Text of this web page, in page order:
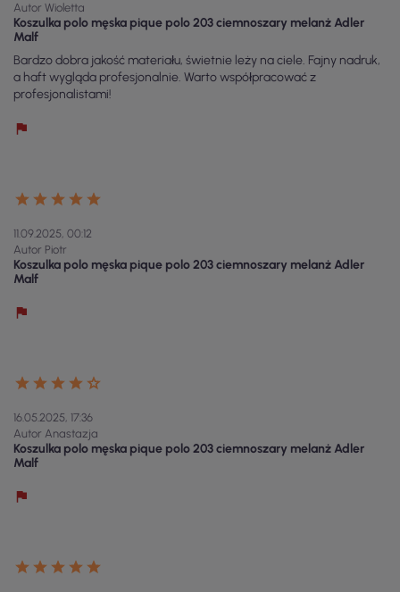
Autor Wioletta
Koszulka polo męska pique polo 203 ciemnoszary melanż Adler
Malf
Bardzo dobra jakość materiału, świetnie leży na ciele. Fajny nadruk,
a haft wygląda profesjonalnie. Warto współpracować z
profesjonalistami!
11.09.2025, 00:12
Autor Piotr
Koszulka polo męska pique polo 203 ciemnoszary melanż Adler
Malf
16.05.2025, 17:36
Autor Anastazja
Koszulka polo męska pique polo 203 ciemnoszary melanż Adler
Malf